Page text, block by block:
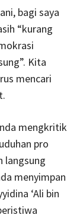
bagi saya
“kurang
Kita
mencari
mengkritik
pro
langsung
menyimpan
‘Ali bin